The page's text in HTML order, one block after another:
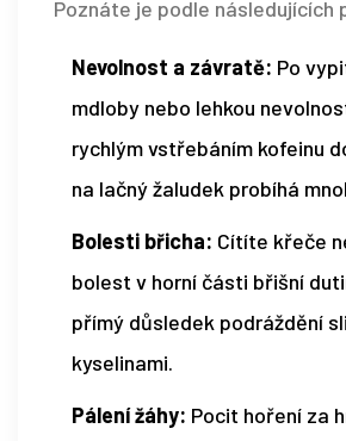
Poznáte je podle následujících
Nevolnost a závratě: Po
mdloby nebo lehkou
rychlým vstřebáním kofeinu
na lačný žaludek probíhá
Bolesti břicha: Cítíte křeče
bolest v horní části břišní
přímý důsledek podráždění
kyselinami.
Pálení žáhy: Pocit hoření za